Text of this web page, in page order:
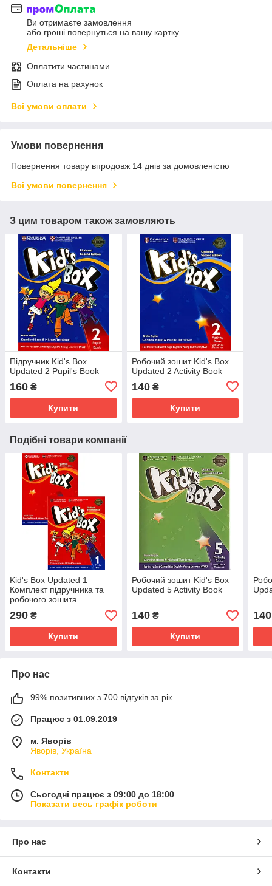
Ви отримаєте замовлення
або гроші повернуться на вашу картку
Детальніше
Оплатити частинами
Оплата на рахунок
Всі умови оплати
Умови повернення
Повернення товару впродовж 14 днів за домовленістю
Всі умови повернення
З цим товаром також замовляють
Підручник Kid's Box
Updated 2 Pupil's Book
160 ₴
Купити
Робочий зошит Kid's Box
Updated 2 Activity Book
140₴
Купити
Подібні товари компанії
Kid's Box Updated 1
Комплект підручника та
робочого зошита
290 ₴
Купити
Робочий зошит Kid's Box
Updated 5 Activity Book
140₴
Купити
140
Про нас
99% позитивних з 700 відгуків за рік
Працює з 01.09.2019
м. Яворів
Яворів, Україна
Контакти
Сьогодні працює з 09:00 до 18:00
Показати весь графік роботи
Про нас
Контакти